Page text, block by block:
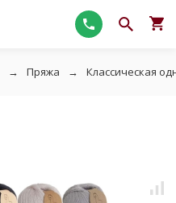
Пряжа Классическая